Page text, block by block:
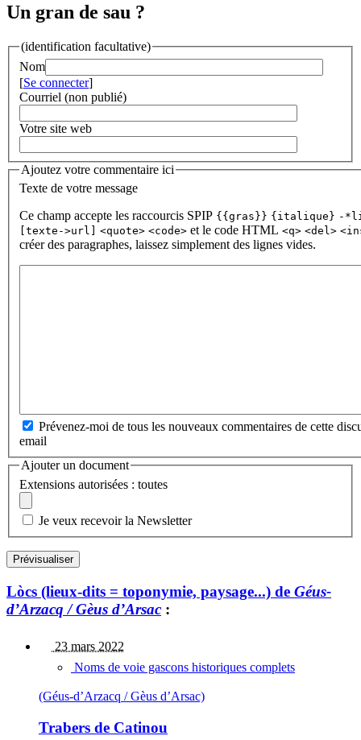
Un gran de sau ?
(identification facultative)
Nom
[Se connecter]
Courriel (non publié)
Votre site web
Ajoutez votre commentaire ici
Texte de votre message
Ce champ accepte les raccourcis SPIP {{gras}} {italique} -
[texte->url]
<quote> <code> et le code HTML <q> <del>
créer des paragraphes, laissez simplement des lignes vides.
Prévenez-moi de tous les nouveaux commentaires de cette
email
Ajouter un document
Extensions autorisées : toutes
Je veux recevoir la Newsletter
Lòcs (lieux-dits = toponymie, paysage...) de Géus-
d’Arzacq / Gèus d’Arsac :
23 mars 2022
Noms de voie gascons historiques complets
(Géus-d’Arzacq / Gèus d’Arsac)
Trabers de Catinou